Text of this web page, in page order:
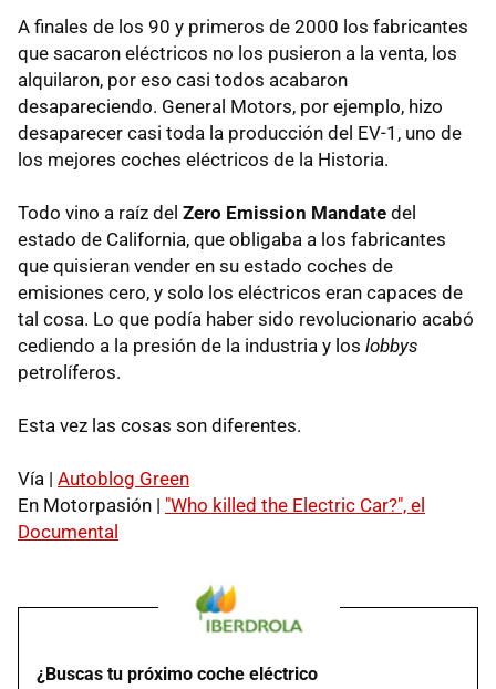
A finales de los 90 y primeros de 2000 los fabricantes
que sacaron eléctricos no los pusieron a la venta, los
alquilaron, por eso casi todos acabaron
desapareciendo. General Motors, por ejemplo, hizo
desaparecer casi toda la producción del EV-1, uno de
los mejores coches eléctricos de la Historia.
Todo vino a raíz del Zero Emission Mandate del
estado de California, que obligaba a los fabricantes
que quisieran vender en su estado coches de
emisiones cero, y solo los eléctricos eran capaces de
tal cosa. Lo que podía haber sido revolucionario acabó
cediendo a la presión de la industria y los lobbys
petrolíferos.
Esta vez las cosas son diferentes.
Vía | Autoblog Green
En Motorpasión | "Who killed the Electric Car?", el
Documental
¿Buscas tu próximo coche eléctrico